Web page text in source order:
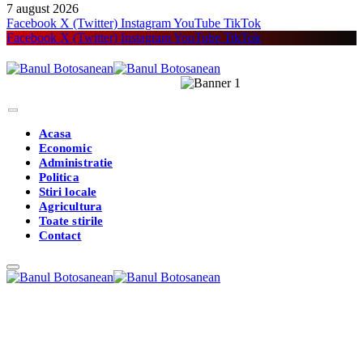
7 august 2026
Facebook X (Twitter) InstagramYouTube TikTok
Facebook X (Twitter) InstagramYouTube TikTok
Acasa
Economic
Administratie
Politica
Stiri locale
Agricultura
Toate stirile
Contact